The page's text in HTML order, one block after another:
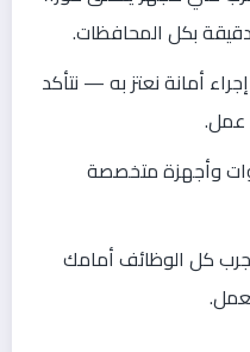
إجراء أمانة نعتز به — نتأكد
عمل.
وأجهزة متخصصة
كل الوظائف أمامك